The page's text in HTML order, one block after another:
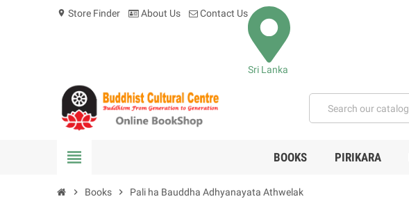
location_on Store Finder About Us Contact Us
Sri Lanka
view_headline BOOKS PIRIKARA
chevron_right Books chevron_right Pali ha Bauddha Adhyanayata Athwelak